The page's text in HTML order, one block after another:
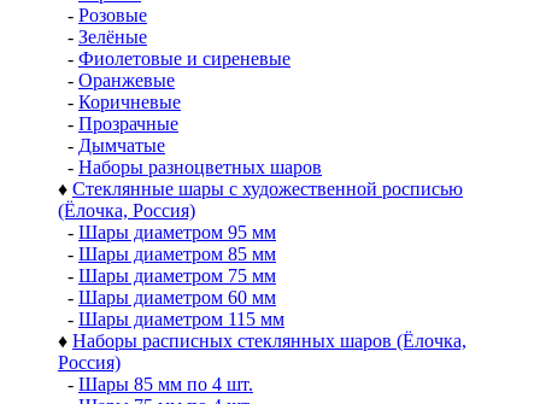
- Розовые
- Зелёные
- Фиолетовые и сиреневые
- Оранжевые
- Коричневые
- Прозрачные
- Дымчатые
- Наборы разноцветных шаров
♦ Стеклянные шары с художественной росписью
(Ёлочка, Россия)
- Шары диаметром 95 мм
- Шары диаметром 85 мм
- Шары диаметром 75 мм
- Шары диаметром 60 мм
- Шары диаметром 115 мм
♦ Наборы расписных стеклянных шаров (Ёлочка,
Россия)
- Шары 85 мм по 4 шт.